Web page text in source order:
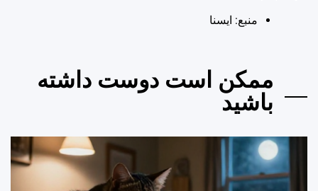
منبع: ايسنا
ممکن است دوست داشته
باشید